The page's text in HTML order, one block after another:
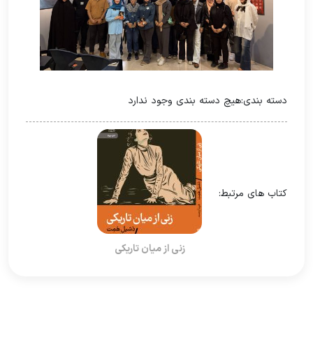
دسته بندی:هیچ دسته بندی وجود ندارد
کتاب های مرتبط:
زنی از میان تاریکی